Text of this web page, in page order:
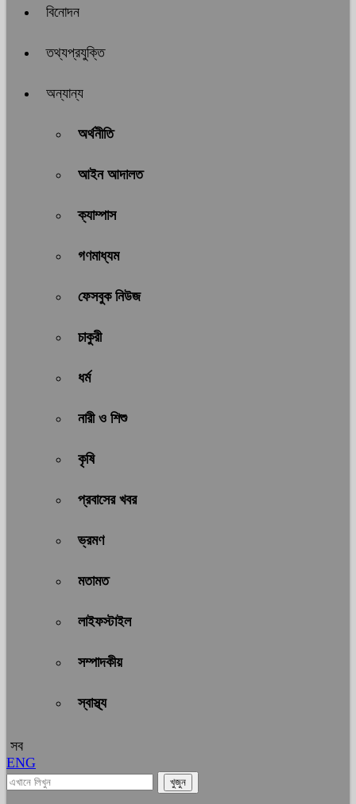
বিনোদন
তথ্যপ্রযুক্তি
অন্যান্য
অর্থনীতি
আইন আদালত
ক্যাম্পাস
গণমাধ্যম
ফেসবুক নিউজ
চাকুরী
ধর্ম
নারী ও শিশু
কৃষি
প্রবাসের খবর
ভ্রমণ
মতামত
লাইফস্টাইল
সম্পাদকীয়
স্বাস্থ্য
সব
ENG